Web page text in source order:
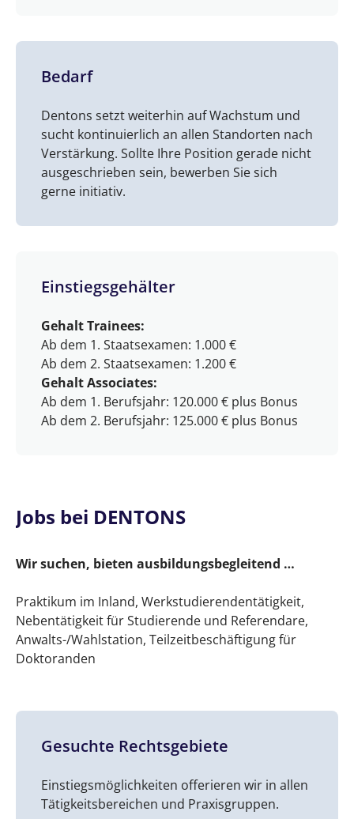
Bedarf
Dentons setzt weiterhin auf Wachstum und
sucht kontinuierlich an allen Standorten nach
Verstärkung. Sollte Ihre Position gerade nicht
ausgeschrieben sein, bewerben Sie sich
gerne initiativ.
Einstiegsgehälter
Gehalt Trainees:
Ab dem 1. Staatsexamen: 1.000 €
Ab dem 2. Staatsexamen: 1.200 €
Gehalt Associates:
Ab dem 1. Berufsjahr: 120.000 € plus Bonus
Ab dem 2. Berufsjahr: 125.000 € plus Bonus
Jobs bei DENTONS
Wir suchen, bieten ausbildungsbegleitend …
Praktikum im Inland, Werkstudierendentätigkeit,
Nebentätigkeit für Studierende und Referendare,
Anwalts-/Wahlstation, Teilzeitbeschäftigung für
Doktoranden
Gesuchte Rechtsgebiete
Einstiegsmöglichkeiten offerieren wir in allen
Tätigkeitsbereichen und Praxisgruppen.